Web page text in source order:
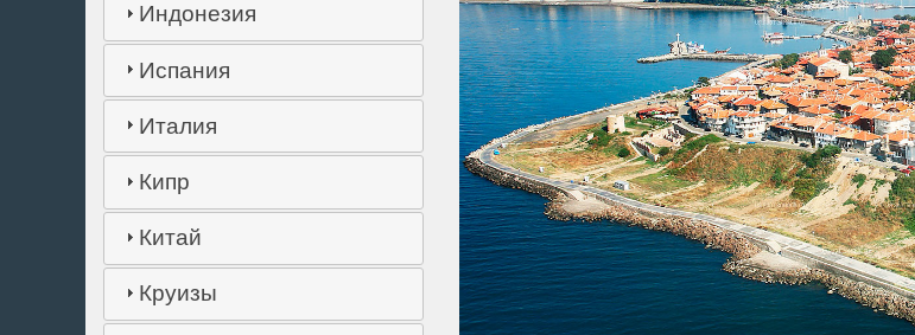
Индонезия
Испания
Италия
Кипр
Китай
Круизы